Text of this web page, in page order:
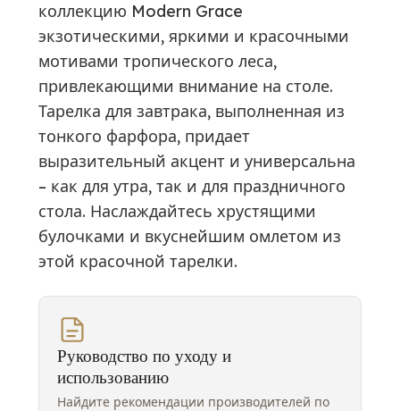
коллекцию Modern Grace
экзотическими, яркими и красочными
мотивами тропического леса,
привлекающими внимание на столе.
Тарелка для завтрака, выполненная из
тонкого фарфора, придает
выразительный акцент и универсальна
– как для утра, так и для праздничного
стола. Наслаждайтесь хрустящими
булочками и вкуснейшим омлетом из
этой красочной тарелки.
Руководство по уходу и
использованию
Найдите рекомендации производителей по